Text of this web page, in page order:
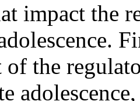
impact the
the